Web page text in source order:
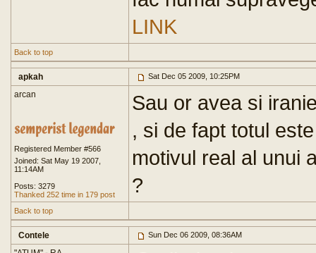
LINK
Back to top
apkah Sat Dec 05 2009, 10:25PM
arcan
Registered Member #566
Joined: Sat May 19 2007,
11:14AM
Posts: 3279
Thanked 252 time in 179 post
Sau or avea si
, si de fapt totul
motivul real al unui
?
Back to top
Contele Sun Dec 06 2009, 08:36AM